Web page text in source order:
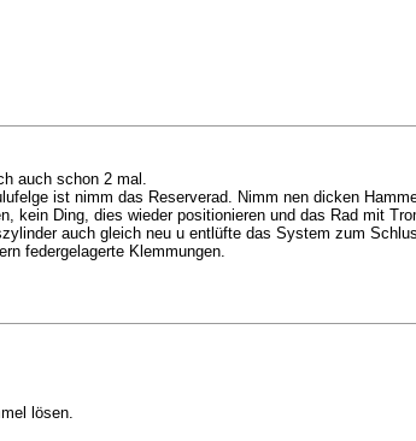
auch schon 2 mal.
ist nimm das Reserverad. Nimm nen dicken
Ding, dies wieder positionieren und das Rad mit
auch gleich neu u entlüfte das System zum
federgelagerte Klemmungen.
lösen.